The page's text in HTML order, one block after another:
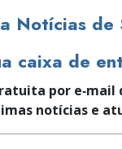
Notícias de
caixa de
por e‑mail
notícias e